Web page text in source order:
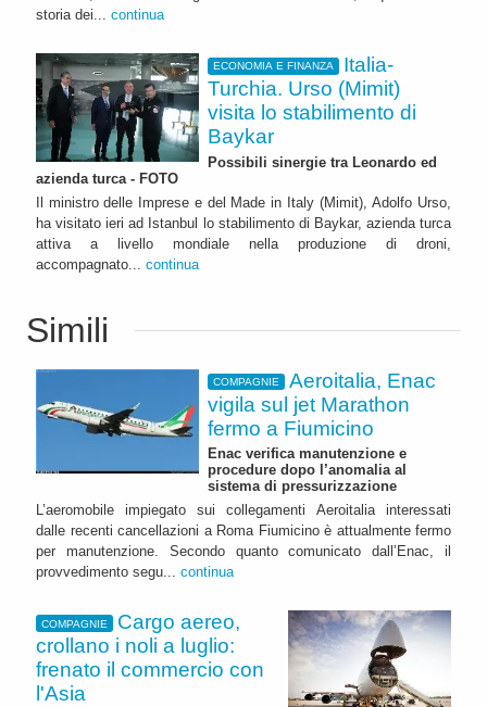
storia dei... continua
ECONOMIA E FINANZA
Italia-
Turchia. Urso (Mimit)
visita lo stabilimento di
Baykar
Possibili sinergie tra Leonardo ed
azienda turca - FOTO
Il ministro delle Imprese e del Made in Italy (Mimit), Adolfo Urso,
ha visitato ieri ad Istanbul lo stabilimento di Baykar, azienda turca
attiva a livello mondiale nella produzione di droni,
accompagnato... continua
Simili
COMPAGNIE
Aeroitalia, Enac
vigila sul jet Marathon
fermo a Fiumicino
Enac verifica manutenzione e
procedure dopo l’anomalia al
sistema di pressurizzazione
L’aeromobile impiegato sui collegamenti Aeroitalia interessati
dalle recenti cancellazioni a Roma Fiumicino è attualmente fermo
per manutenzione. Secondo quanto comunicato dall’Enac, il
provvedimento segu... continua
COMPAGNIE
Cargo aereo,
crollano i noli a luglio:
frenato il commercio con
l'Asia